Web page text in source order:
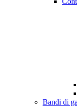
Bandi di